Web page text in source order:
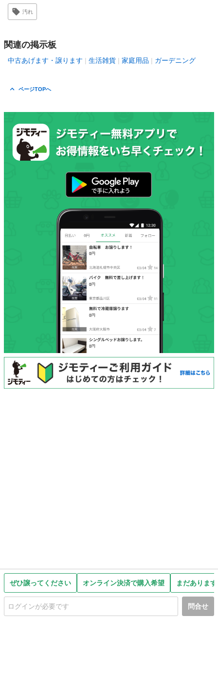
ぜひ譲ってください オンライン決済で購入希望 まだありま
問合せ
汚れ
関連の掲示板
中古あげます・譲ります 生活雑貨 家庭用品 ガーデニング
ページTOPへ